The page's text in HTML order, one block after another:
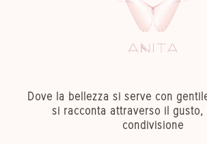
Dove la bellezza si serve con
si racconta attraverso il
condivisione
Dove la bellezza si serve con
si racconta attraverso il
condivisione